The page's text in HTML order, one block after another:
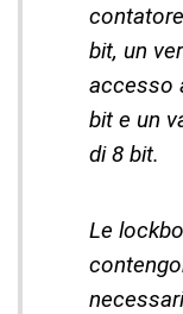
bit, un
accesso
bit e un
di 8 bit.
Le